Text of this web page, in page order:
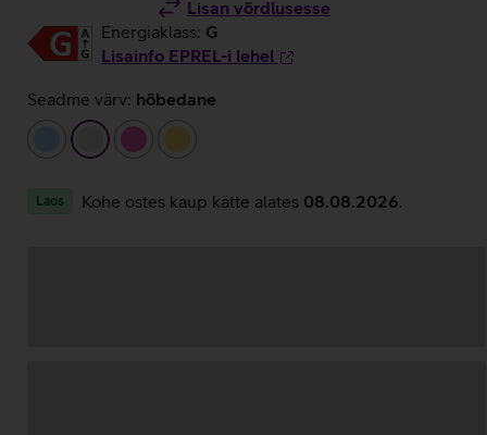
Lisan võrdlusesse
Energiaklass: G
Lisainfo EPREL-i lehel
Seadme värv: hõbedane
helesininehõbedane
roosa kollane
Laos Kohe ostes kaup kätte alates 08.08.2026